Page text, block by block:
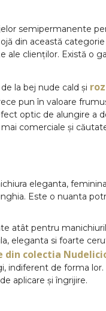
semipermanente
din această
ale clienților. Există o
la bej nude cald și
pun în valoare
optic de alungire a
comerciale și
eleganta,
Este o nuanta
atât pentru
eleganta si foarte
din colectia
indiferent de forma
aplicare și îngrijire.